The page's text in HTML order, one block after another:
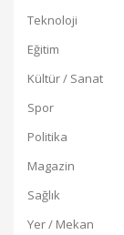
Teknoloji
Eğitim
Kültür / Sanat
Spor
Politika
Magazin
Sağlık
Yer / Mekan